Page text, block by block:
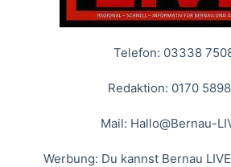
Telefon: 03338
Redaktion: 0170
Mail: Hallo@Bernau-
Werbung: Du kannst Bernau